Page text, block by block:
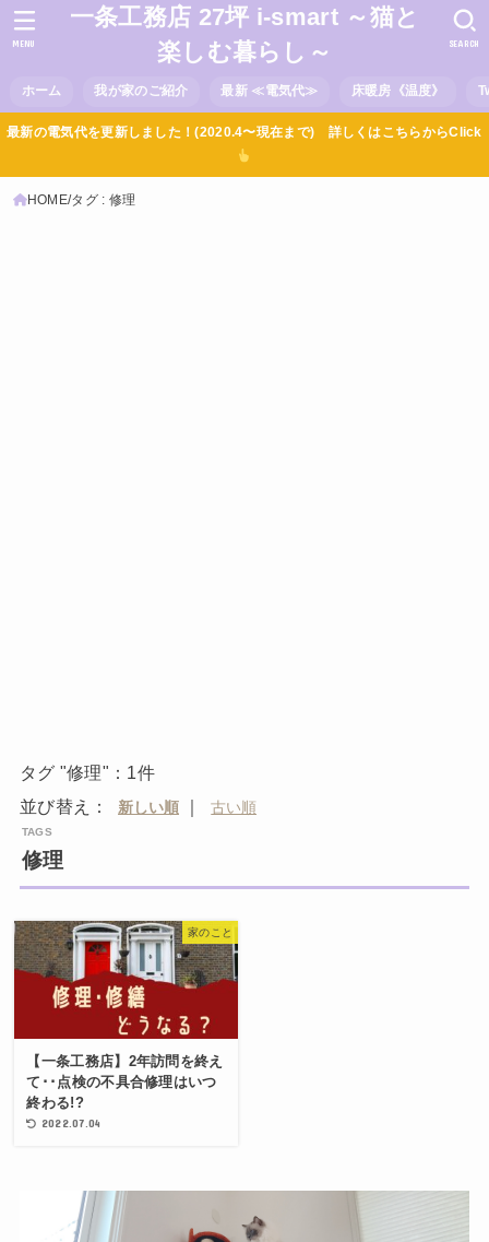
一条工務店 27坪 i-smart ～猫と
楽しむ暮らし～
ホーム 我が家のご紹介 最新 ≪電気代≫ 床暖房《温度》
SEARCH
MENU
最新の電気代を更新しました！(2020.4〜現在まで) 詳しくはこちらからClick
HOME タグ : 修理
タグ "修理"：1件
並び替え：
｜
修理
家のこと
【一条工務店】2年訪問を終え
て･･点検の不具合修理はいつ
終わる!?
2022.07.04